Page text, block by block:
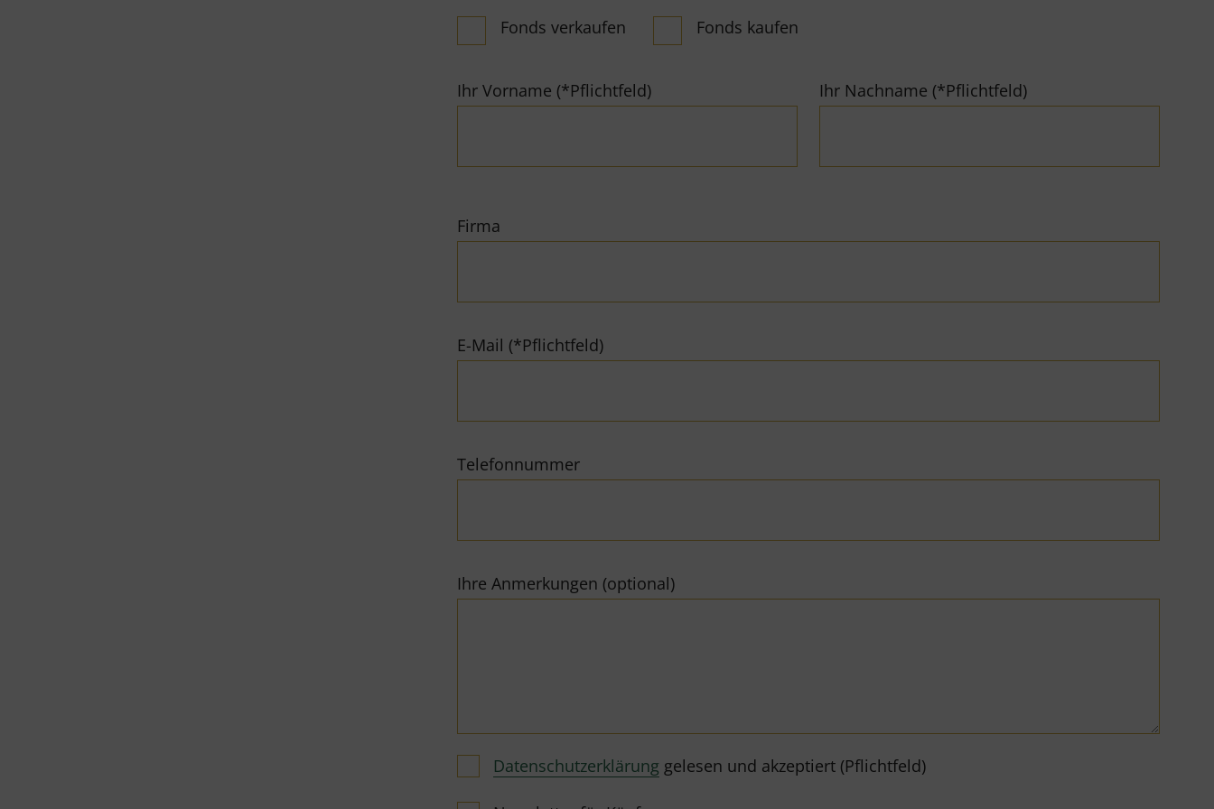
Fonds verkaufen Fonds kaufen
Ihr Vorname (*Pflichtfeld) Ihr Nachname (*Pflichtfeld)
Firma
E-Mail (*Pflichtfeld)
Telefonnummer
Ihre Anmerkungen (optional)
Datenschutzerklärung gelesen und akzeptiert (Pflichtfeld)